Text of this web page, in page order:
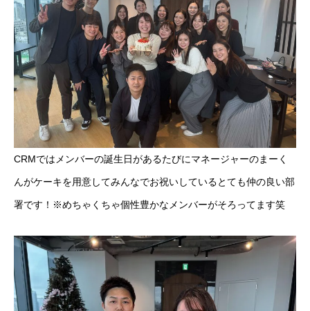
CRMではメンバーの誕生日があるたびにマネージャーのまーく
んがケーキを用意してみんなでお祝いしているとても仲の良い部
署です！※めちゃくちゃ個性豊かなメンバーがそろってます笑